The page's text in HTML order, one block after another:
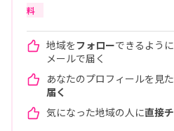
料
地域をフォローできるように
メールで届く
あなたのプロフィールを見
届く
気になった地域の人に直接